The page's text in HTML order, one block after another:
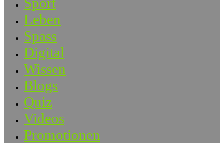
Leben
Spass
Digital
Wissen
Blogs
Quiz
Videos
Promotionen